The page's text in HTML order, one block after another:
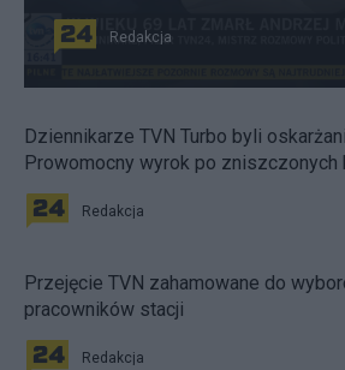
Redakcja
Dziennikarze TVN Turbo byli
Prowomocny wyrok po zniszczonych
Redakcja
Przejęcie TVN zahamowane do
pracowników stacji
Redakcja